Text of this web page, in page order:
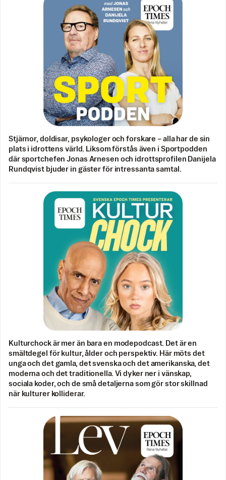
Stjärnor, doldisar, psykologer och forskare – alla har de sin
plats i idrottens värld. Liksom förstås även i Sportpodden
där sportchefen Jonas Arnesen och idrottsprofilen Danijela
Rundqvist bjuder in gäster för intressanta samtal.
Kulturchock är mer än bara en modepodcast. Det är en
smältdegel för kultur, ålder och perspektiv. Här möts det
unga och det gamla, det svenska och det amerikanska, det
moderna och det traditionella. Vi dyker ner i vänskap,
sociala koder, och de små detaljerna som gör stor skillnad
när kulturer kolliderar.